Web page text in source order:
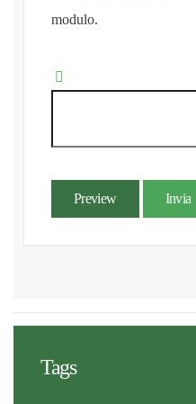
modulo.
Preview Invia
Tags